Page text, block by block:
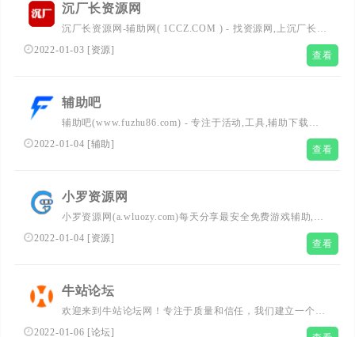
沉厂长资源网
沉厂长资源网-辅助网( 1CCZ.COM ) - 找资源网,上沉厂长!
专注免费Steam共享离线账号,游戏辅助,软件,电影,游戏资源,
2022-01-03 [资源] 查看
辅助吧
辅助吧(www.fuzhu86.com) - 专注于活动,工具,辅助下载；
欢迎各位吧友访问本站学习,共同建设一个温馨快乐的资源
2022-01-04 [辅助] 查看
小罗资源网
小罗资源网(a.wluozy.com)每天分享最安全免费游戏辅助,精
品软件,QQ技术,电影抢先看,网站源码,编程资源,活动线报,
2022-01-04 [资源] 查看
牛站论坛
欢迎来到牛站论坛网！专注于质量和信任，我们建立一个满
足您愿望和需求的游戏社区。实际上，我们为您提供了PC
2022-01-06 [论坛]